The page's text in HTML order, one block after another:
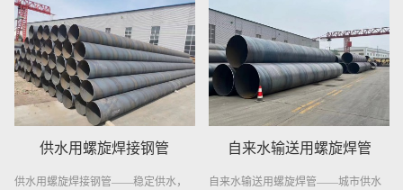
供水用螺旋焊接钢管
供水用螺旋焊接钢管——稳定供水，
自来水输送用螺旋焊管
自来水输送用螺旋焊管——城市供水